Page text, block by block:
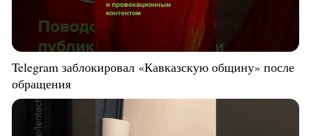
Telegram заблокировал «Кавказскую общину» после
обращения